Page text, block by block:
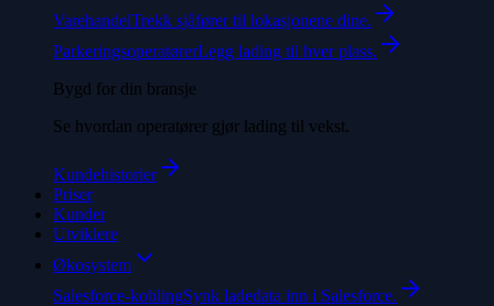
VarehandelTrekk sjåfører til lokasjonene dine.
ParkeringsoperatørerLegg lading til hver plass.
Bygd for din bransje
Se hvordan operatører gjør lading til vekst.
Kundehistorier
Priser
Kunder
Utviklere
Økosystem
Salesforce-koblingSynk ladedata inn i Salesforce.